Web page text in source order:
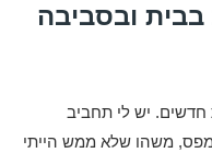
ובסביבה
חדשים. יש לי תחביב
מפס, משהו שלא ממש הייתי